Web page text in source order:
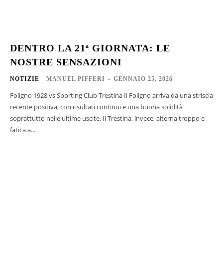
DENTRO LA 21ª GIORNATA: LE
NOSTRE SENSAZIONI
NOTIZIE MANUEL PIFFERI - GENNAIO 25, 2026
Foligno 1928 vs Sporting Club Trestina Il Foligno arriva da una striscia
recente positiva, con risultati continui e una buona solidità
soprattutto nelle ultime uscite. Il Trestina, invece, alterna troppo e
fatica a...